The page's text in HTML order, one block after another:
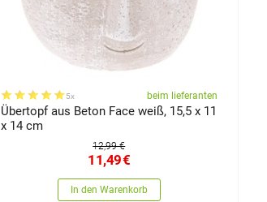
5x beim lieferanten
Übertopf aus Beton Face weiß, 15,5 x 11
x 14 cm
12,99 €
11,49€
In den Warenkorb